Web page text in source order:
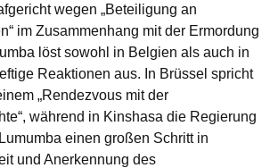
wegen „Beteiligung an
im Zusammenhang mit der Ermordung
löst sowohl in Belgien als auch in
Reaktionen aus. In Brüssel spricht
„Rendezvous mit der
während in Kinshasa die Regierung
einen großen Schritt in
und Anerkennung des